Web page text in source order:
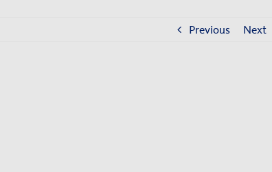
Previous Next